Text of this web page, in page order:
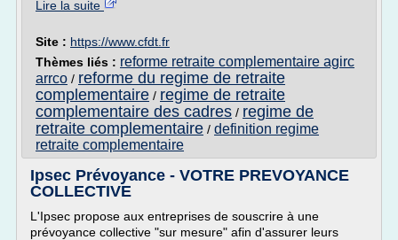
Lire la suite
Site : https://www.cfdt.fr
Thèmes liés : reforme retraite complementaire agirc
arrco / reforme du regime de retraite
complementaire / regime de retraite
complementaire des cadres / regime de
retraite complementaire / definition regime
retraite complementaire
Ipsec Prévoyance - VOTRE PREVOYANCE
COLLECTIVE
L'Ipsec propose aux entreprises de souscrire à une
prévoyance collective "sur mesure" afin d'assurer leurs